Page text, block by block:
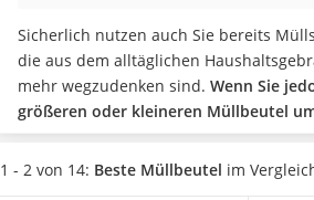
AEG-Waschmaschine
Saug-Wisch-Roboter
Handstaubsauger
Milchaufschäumer
Kondenstrockner
Reiskocher
Sicherlich nutzen auch Sie bereits
die aus dem alltäglichen
mehr wegzudenken sind. Wenn Sie
größeren oder kleineren Müllbeutel
sollten Sie sich die Produkte aus
ansehen. Neben den Müllbeuteln aus
1 - 2 von 14: Beste Müllbeutel im